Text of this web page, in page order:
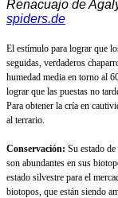
Renacuajo de
spiders.de
El estímulo para lograr que
seguidas, verdaderos
humedad media en torno al
lograr que las puestas no
Para obtener la cría en
al terrario.
Conservación: Su estado
son abundantes en sus
estado silvestre para el
biotopos, que están siendo